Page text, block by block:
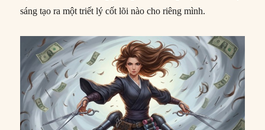
sáng tạo ra một triết lý cốt lõi nào cho riêng mình.